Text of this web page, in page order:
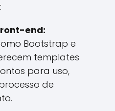
end:
Bootstrap e
templates
para uso,
de